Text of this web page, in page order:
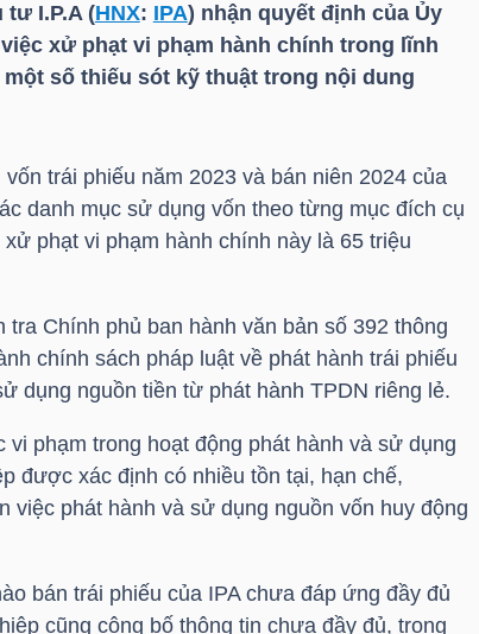
tư I.P.A (HNX: IPA) nhận quyết định của Ủy
xử phạt vi phạm hành chính trong lĩnh
số thiếu sót kỹ thuật trong nội dung
trái phiếu năm 2023 và bán niên 2024 của
danh mục sử dụng vốn theo từng mục đích cụ
phạt vi phạm hành chính này là 65 triệu
Chính phủ ban hành văn bản số 392 thông
chính sách pháp luật về phát hành trái phiếu
dụng nguồn tiền từ phát hành TPDN riêng lẻ.
phạm trong hoạt động phát hành và sử dụng
được xác định có nhiều tồn tại, hạn chế,
việc phát hành và sử dụng nguồn vốn huy động
bán trái phiếu của IPAchưa đáp ứng đầy đủ
cũng công bố thông tin chưa đầy đủ, trong